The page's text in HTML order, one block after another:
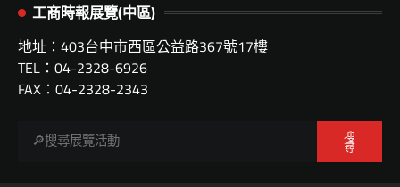
工商時報展覽(中區)
地址：403台中市西區公益路367號17樓
TEL：04-2328-6926
FAX：04-2328-2343
搜
尋